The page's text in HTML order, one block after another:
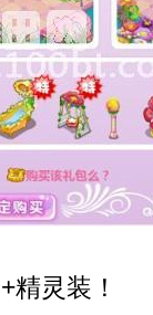
灵装！